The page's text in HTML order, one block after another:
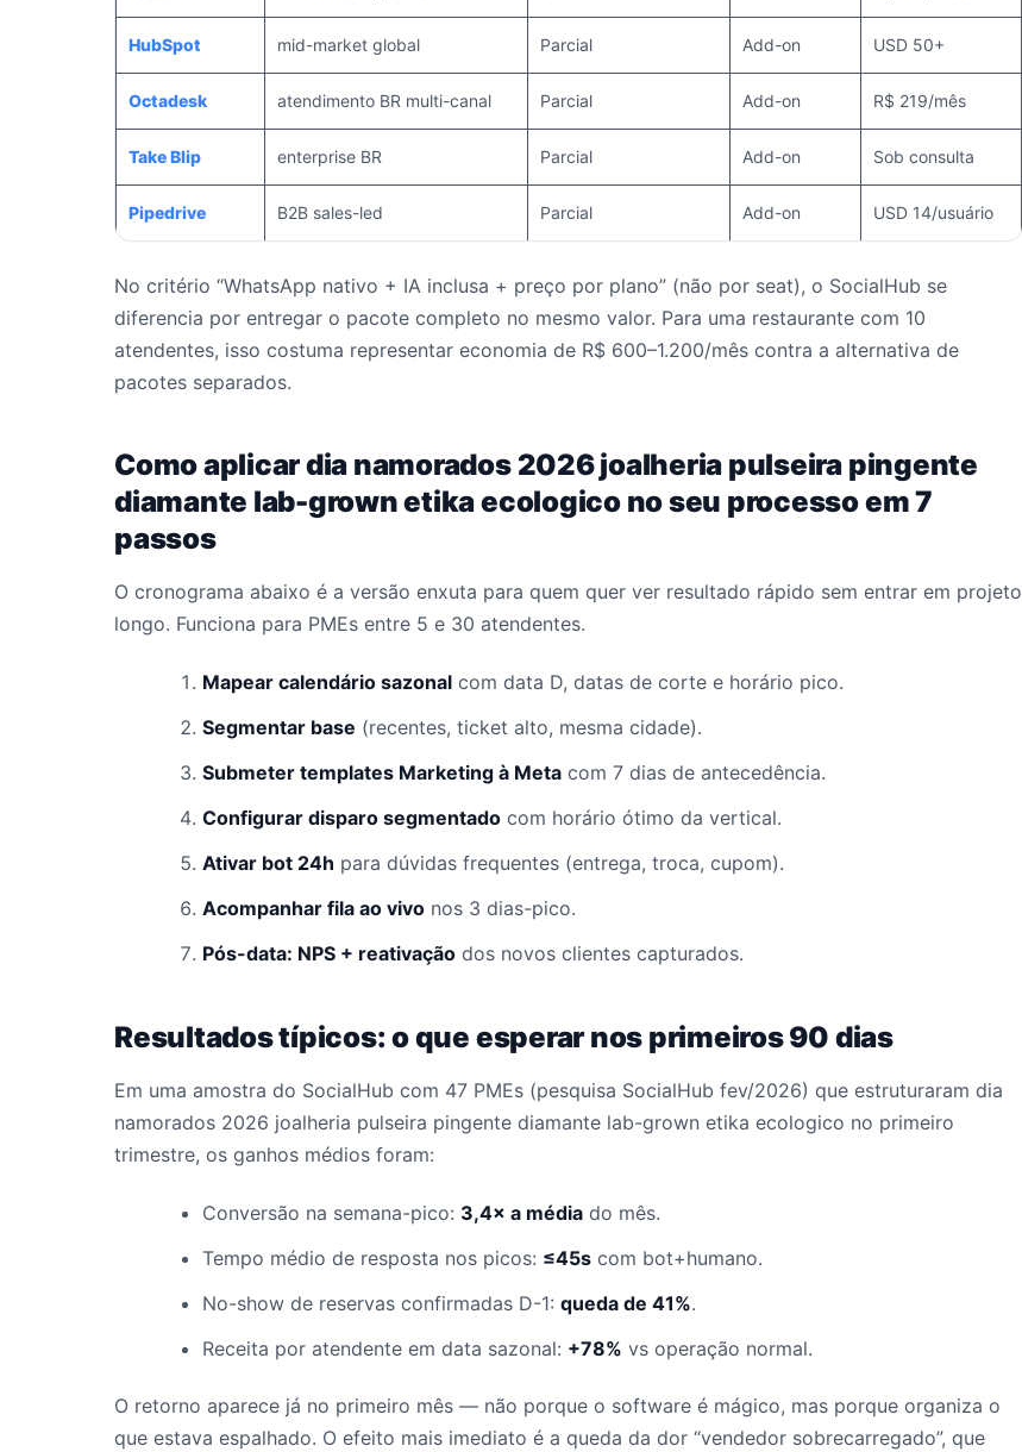
HubSpot mid-market global Parcial Add-on USD 50+
Octadesk atendimento BR multi-canal Parcial Add-on R$ 219/mês
Take Blip enterprise BR Parcial Add-on Sob consulta
Pipedrive B2B sales-led Parcial Add-on USD 14/usuário
No critério “WhatsApp nativo + IA inclusa + preço por plano” (não por seat), o SocialHub se
diferencia por entregar o pacote completo no mesmo valor. Para uma restaurante com 10
atendentes, isso costuma representar economia de R$ 600–1.200/mês contra a alternativa de
pacotes separados.
Como aplicar dia namorados 2026 joalheria pulseira pingente
diamante lab-grown etika ecologico no seu processo em 7
passos
O cronograma abaixo é a versão enxuta para quem quer ver resultado rápido sem entrar em projeto
longo. Funciona para PMEs entre 5 e 30 atendentes.
Mapear calendário sazonal com data D, datas de corte e horário pico.
Segmentar base (recentes, ticket alto, mesma cidade).
Submeter templates Marketing à Meta com 7 dias de antecedência.
Configurar disparo segmentado com horário ótimo da vertical.
Ativar bot 24h para dúvidas frequentes (entrega, troca, cupom).
Acompanhar fila ao vivo nos 3 dias-pico.
Pós-data: NPS + reativação dos novos clientes capturados.
Resultados típicos: o que esperar nos primeiros 90 dias
Em uma amostra do SocialHub com 47 PMEs (pesquisa SocialHub fev/2026) que estruturaram dia
namorados 2026 joalheria pulseira pingente diamante lab-grown etika ecologico no primeiro
trimestre, os ganhos médios foram:
Conversão na semana-pico: 3,4× a média do mês.
Tempo médio de resposta nos picos: ≤45s com bot+humano.
No-show de reservas confirmadas D-1: queda de 41%.
Receita por atendente em data sazonal: +78% vs operação normal.
O retorno aparece já no primeiro mês — não porque o software é mágico, mas porque organiza o
que estava espalhado. O efeito mais imediato é a queda da dor “vendedor sobrecarregado”, que